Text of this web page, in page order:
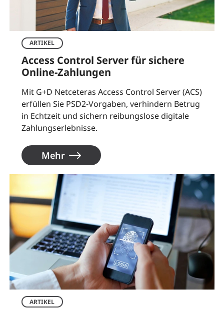
ARTIKEL
Access Control Server für sichere
Online-Zahlungen
Mit G+D Netceteras Access Control Server (ACS)
erfüllen Sie PSD2-Vorgaben, verhindern Betrug
in Echtzeit und sichern reibungslose digitale
Zahlungserlebnisse.
Mehr
ARTIKEL